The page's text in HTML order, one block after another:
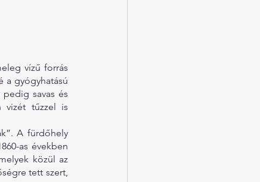
vízű forrás
a gyógyhatású
savas és
vizét tűzzel is
A fürdőhely
as években
közül az
tett szert,